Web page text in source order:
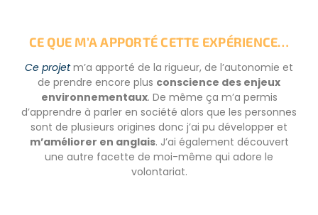
CE QUE M’A APPORTÉ CETTE EXPÉRIENCE…
Ce projetm’a apporté de la rigueur, de l’autonomie et
de prendre encore plus conscience des enjeux
environnementaux. De même ça m’a permis
d’apprendre à parler en société alors que les personnes
sont de plusieurs origines donc j’ai pu développer et
m’améliorer en anglais. J’ai également découvert
une autre facette de moi-même qui adore le
volontariat.